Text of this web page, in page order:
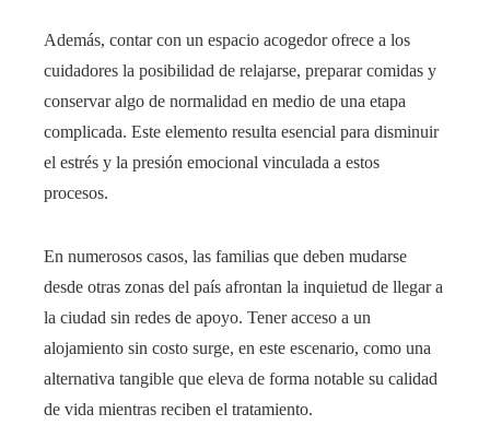
Además, contar con un espacio acogedor ofrece a los
cuidadores la posibilidad de relajarse, preparar comidas y
conservar algo de normalidad en medio de una etapa
complicada. Este elemento resulta esencial para disminuir
el estrés y la presión emocional vinculada a estos
procesos.
En numerosos casos, las familias que deben mudarse
desde otras zonas del país afrontan la inquietud de llegar a
la ciudad sin redes de apoyo. Tener acceso a un
alojamiento sin costo surge, en este escenario, como una
alternativa tangible que eleva de forma notable su calidad
de vida mientras reciben el tratamiento.